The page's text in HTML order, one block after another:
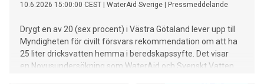
10.6.2026 15:00:00 CEST WaterAid Sverige Pressmeddelande
Drygt en av 20 (sex procent) i Västra Götaland lever upp till
Myndigheten för civilt försvars rekommendation om att ha
25 liter dricksvatten hemma i beredskapssyfte. Det visar
en Novusundersökning som WaterAid och Svenskt Vatten